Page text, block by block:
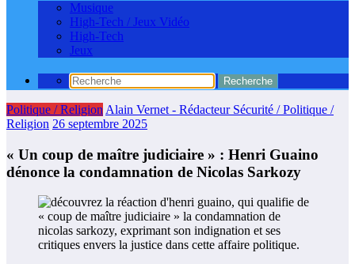
Musique
High-Tech / Jeux Vidéo
High-Tech
Jeux
Politique / Religion Alain Vernet - Rédacteur Sécurité / Politique /
Religion 26 septembre 2025
« Un coup de maître judiciaire » : Henri Guaino
dénonce la condamnation de Nicolas Sarkozy